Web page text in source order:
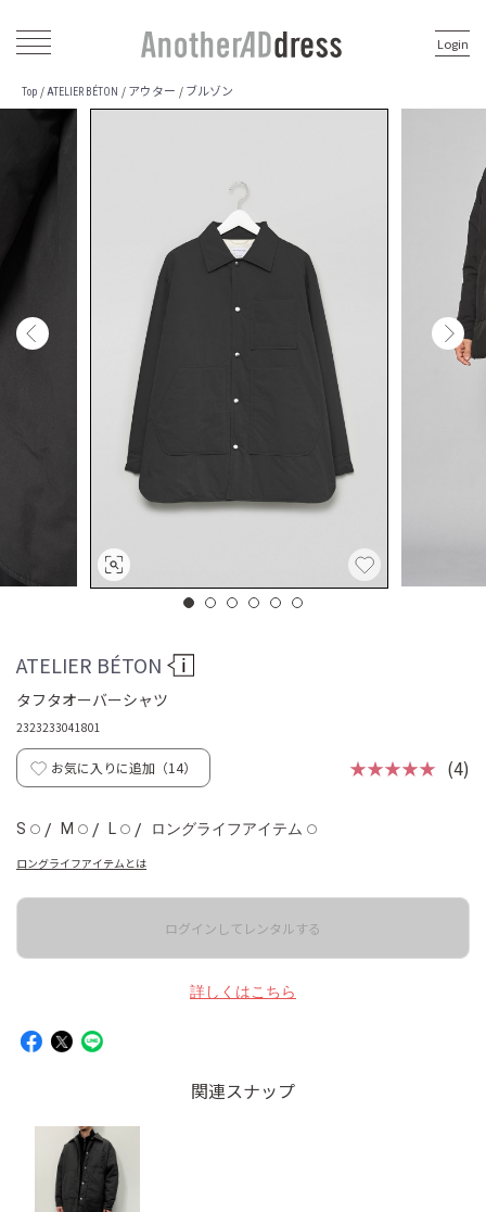
Login
Top / ATELIER BÉTON / アウター / ブルゾン
ATELIER BÉTON
タフタオーバーシャツ
2323233041801
お気に入りに追加（14） ★★★★★ (4)
S ◯ / M ◯ / L ◯ / ロングライフアイテム ◯
ロングライフアイテムとは
ログインしてレンタルする
詳しくはこちら
関連スナップ